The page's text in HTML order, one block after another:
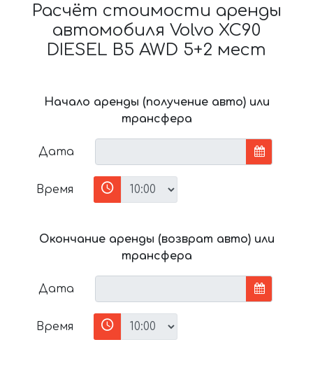
Расчёт стоимости аренды
автомобиля Volvo XC90
DIESEL B5 AWD 5+2 мест
Начало аренды (получение авто) или
трансфера
Дата
Время
Окончание аренды (возврат авто) или
трансфера
Дата
Время